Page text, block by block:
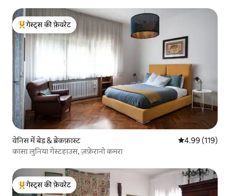
गेस्ट्स का टॉप फ़ेवरेट
गेस्ट्स की फ़ेवरेट
वेनिस में बेड & ब्रेकफ़ास्ट औसत रेटिंग 5 में से
4.99 (119)
कासा लुनिया गेस्टहाउस, ज़फ़ेरानो कमरा
गेस्ट्स का टॉप फ़ेवरेट
गेस्ट्स की फ़ेवरेट